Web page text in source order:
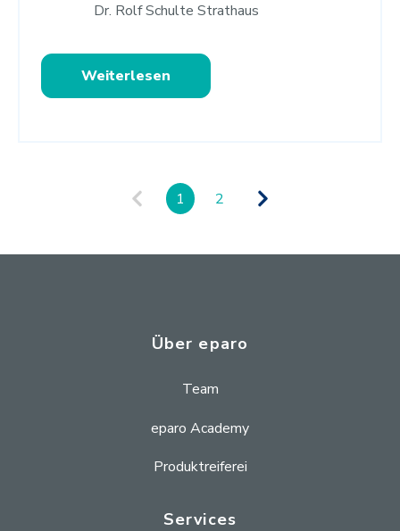
Dr. Rolf Schulte Strathaus
Weiterlesen
1 2
Über eparo
Team
eparo Academy
Produktreiferei
Services